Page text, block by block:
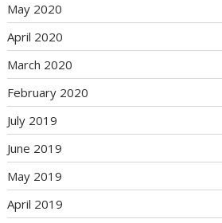
May 2020
April 2020
March 2020
February 2020
July 2019
June 2019
May 2019
April 2019